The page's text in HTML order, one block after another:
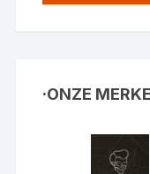
·ONZE